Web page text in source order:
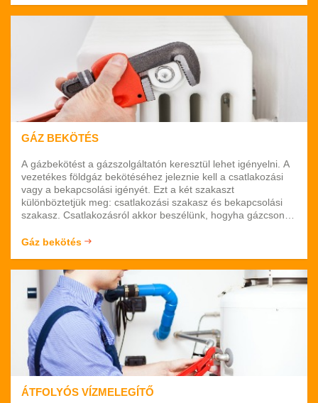
GÁZ BEKÖTÉS
A gázbekötést a gázszolgáltatón keresztül lehet igényelni. A
vezetékes földgáz bekötéséhez jeleznie kell a csatlakozási
vagy a bekapcsolási igényét. Ezt a két szakaszt
különböztetjük meg: csatlakozási szakasz és bekapcsolási
szakasz. Csatlakozásról akkor beszélünk, hogyha gázcsonk
benyújtani, hogyha teljesítménybővítést szeretne / olyan
Gáz bekötés
ÁTFOLYÓS VÍZMELEGÍTŐ